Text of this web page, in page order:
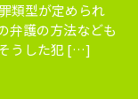
類型が定められ
弁護の方法なども
うした犯 […]